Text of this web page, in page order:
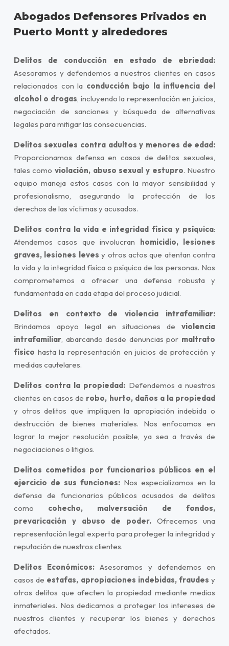
Abogados Defensores Privados en
Puerto Montt y alrededores
Delitos de conducción en estado de ebriedad:
Asesoramos y defendemos a nuestros clientes en casos
relacionados con la conducción bajo la influencia del
alcohol o drogas, incluyendo la representación en juicios,
negociación de sanciones y búsqueda de alternativas
legales para mitigar las consecuencias.
Delitos sexuales contra adultos y menores de edad:
Proporcionamos defensa en casos de delitos sexuales,
tales comoviolación, abuso sexual y estupro. Nuestro
equipo maneja estos casos con la mayor sensibilidad y
profesionalismo, asegurando la protección de los
derechos de las víctimas y acusados.
Delitos contra la vida e integridad física y psíquica:
Atendemos casos que involucran homicidio, lesiones
graves, lesiones leves y otros actos que atentan contra
la vida y la integridad física o psíquica de las personas. Nos
comprometemos a ofrecer una defensa robusta y
fundamentada en cada etapa del proceso judicial.
Delitos en contexto de violencia intrafamiliar:
Brindamos apoyo legal en situaciones deviolencia
intrafamiliar, abarcando desde denuncias por maltrato
físico hasta la representación en juicios de protección y
medidas cautelares.
Delitos contra la propiedad: Defendemos a nuestros
clientes en casos de robo, hurto, daños a la propiedad
y otros delitos que impliquen la apropiación indebida o
destrucción de bienes materiales. Nos enfocamos en
lograr la mejor resolución posible, ya sea a través de
negociaciones o litigios.
Delitos cometidos por funcionarios públicos en el
ejercicio de sus funciones:Nos especializamos en la
defensa de funcionarios públicos acusados de delitos
como cohecho, malversación de fondos,
prevaricación y abuso de poder. Ofrecemos una
representación legal experta para proteger la integridad y
reputación de nuestros clientes.
Delitos Económicos: Asesoramos y defendemos en
casos de estafas, apropiaciones indebidas, fraudes y
otros delitos que afecten la propiedad mediante medios
inmateriales. Nos dedicamos a proteger los intereses de
nuestros clientes y recuperar los bienes y derechos
afectados.